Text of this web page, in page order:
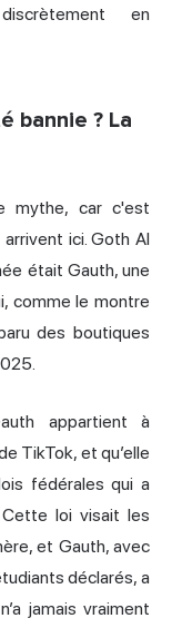
en
bannie ? La
mythe, car c'est
ici. Goth AI
était Gauth, une
comme le montre
des boutiques
appartient à
TikTok, et qu’elle
fédérales qui a
loi visait les
et Gauth, avec
déclarés, a
jamais vraiment